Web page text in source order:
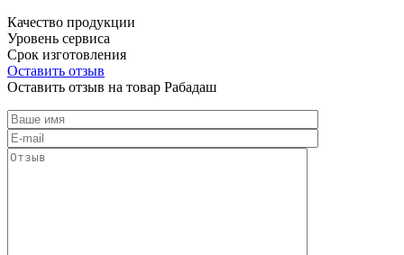
Качество продукции
Уровень сервиса
Срок изготовления
Оставить отзыв
Оставить отзыв на товар Рабадаш